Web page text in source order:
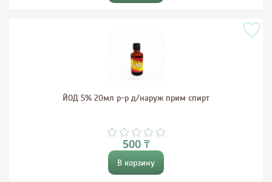
ЙОД 5% 20мл р-р д/наруж прим спирт
500 ₸
В корзину